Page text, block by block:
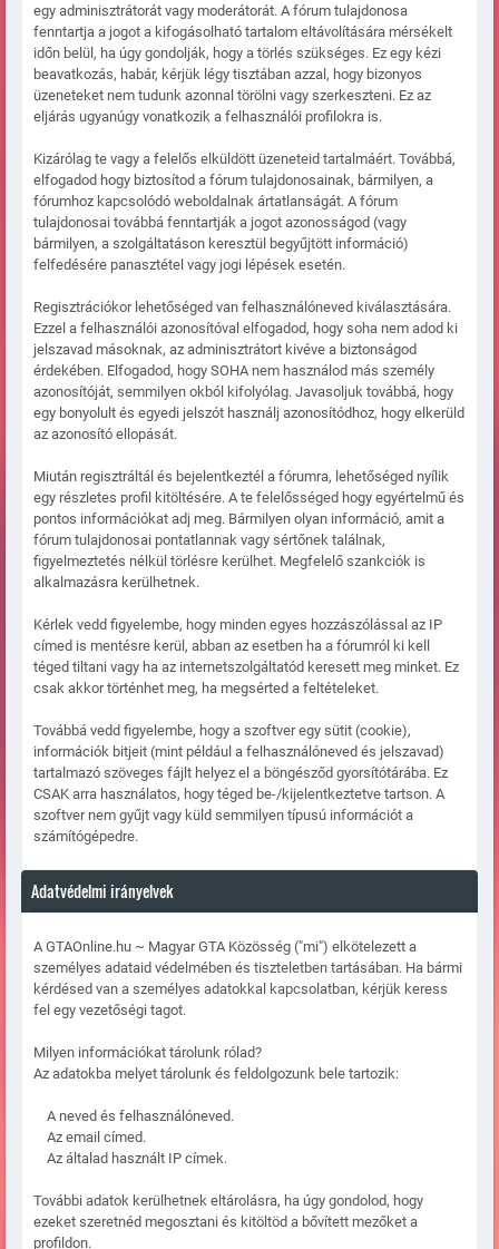
egy adminisztrátorát vagy moderátorát. A fórum tulajdonosa
fenntartja a jogot a kifogásolható tartalom eltávolítására mérsékelt
időn belül, ha úgy gondolják, hogy a törlés szükséges. Ez egy kézi
beavatkozás, habár, kérjük légy tisztában azzal, hogy bizonyos
üzeneteket nem tudunk azonnal törölni vagy szerkeszteni. Ez az
eljárás ugyanúgy vonatkozik a felhasználói profilokra is.
Kizárólag te vagy a felelős elküldött üzeneteid tartalmáért. Továbbá,
elfogadod hogy biztosítod a fórum tulajdonosainak, bármilyen, a
fórumhoz kapcsolódó weboldalnak ártatlanságát. A fórum
tulajdonosai továbbá fenntartják a jogot azonosságod (vagy
bármilyen, a szolgáltatáson keresztül begyűjtött információ)
felfedésére panasztétel vagy jogi lépések esetén.
Regisztrációkor lehetőséged van felhasználóneved kiválasztására.
Ezzel a felhasználói azonosítóval elfogadod, hogy soha nem adod ki
jelszavad másoknak, az adminisztrátort kivéve a biztonságod
érdekében. Elfogadod, hogy SOHA nem használod más személy
azonosítóját, semmilyen okból kifolyólag. Javasoljuk továbbá, hogy
egy bonyolult és egyedi jelszót használj azonosítódhoz, hogy elkerüld
az azonosító ellopását.
Miután regisztráltál és bejelentkeztél a fórumra, lehetőséged nyílik
egy részletes profil kitöltésére. A te felelősséged hogy egyértelmű és
pontos információkat adj meg. Bármilyen olyan információ, amit a
fórum tulajdonosai pontatlannak vagy sértőnek találnak,
figyelmeztetés nélkül törlésre kerülhet. Megfelelő szankciók is
alkalmazásra kerülhetnek.
Kérlek vedd figyelembe, hogy minden egyes hozzászólással az IP
címed is mentésre kerül, abban az esetben ha a fórumról ki kell
téged tiltani vagy ha az internetszolgáltatód keresett meg minket. Ez
csak akkor történhet meg, ha megsérted a feltételeket.
Továbbá vedd figyelembe, hogy a szoftver egy sütit (cookie),
információk bitjeit (mint például a felhasználóneved és jelszavad)
tartalmazó szöveges fájlt helyez el a böngésződ gyorsítótárába. Ez
CSAK arra használatos, hogy téged be-/kijelentkeztetve tartson. A
szoftver nem gyűjt vagy küld semmilyen típusú információt a
számítógépedre.
Adatvédelmi irányelvek
A GTAOnline.hu ~ Magyar GTA Közösség ("mi") elkötelezett a
személyes adataid védelmében és tiszteletben tartásában. Ha bármi
kérdésed van a személyes adatokkal kapcsolatban, kérjük keress
fel egy vezetőségi tagot.
Milyen információkat tárolunk rólad?
Az adatokba melyet tárolunk és feldolgozunk bele tartozik:
A neved és felhasználóneved.
Az email címed.
Az általad használt IP címek.
További adatok kerülhetnek eltárolásra, ha úgy gondolod, hogy
ezeket szeretnéd megosztani és kitöltöd a bővített mezőket a
profildon.